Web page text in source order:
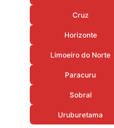
Cruz
Horizonte
Limoeiro do Norte
Paracuru
Sobral
Uruburetama